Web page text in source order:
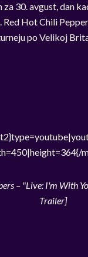
za 30. avgust, dan
Red Hot Chili
po Velikoj
– "Live: I'm With
Trailer]